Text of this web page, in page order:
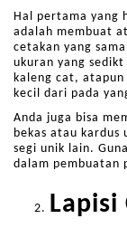
Hal pertama yang
adalah membuat
cetakan yang
ukuran yang
kaleng cat,
kecil dari pada
Anda juga bisa
bekas atau
segi unik lain.
dalam pembuatan
Lapisi